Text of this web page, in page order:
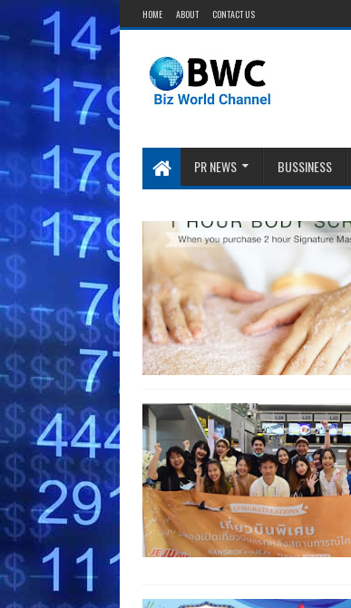
HOME ABOUT CONTACT US
PR NEWS BUSSINESS